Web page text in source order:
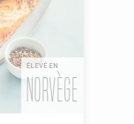
ÉLEVÉ EN
NORVÈGE